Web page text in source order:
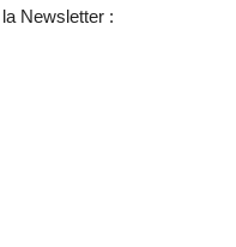
Newsletter :